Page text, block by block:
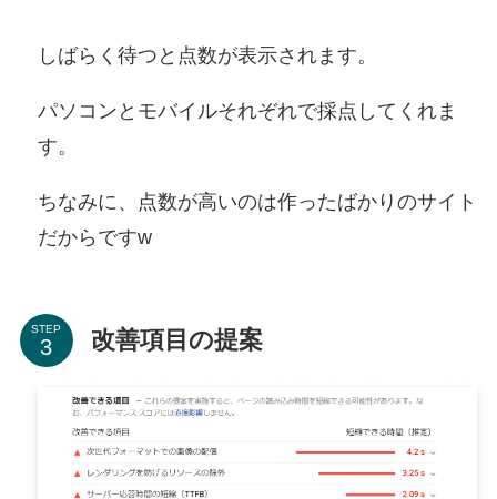
しばらく待つと点数が表示されます。
パソコンとモバイルそれぞれで採点してくれま
す。
ちなみに、点数が高いのは作ったばかりのサイト
だからですw
STEP 改善項目の提案